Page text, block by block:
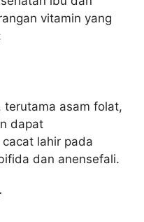
vitamin yang
terutama asam folat,
dapat
lahir pada
dan anensefali.